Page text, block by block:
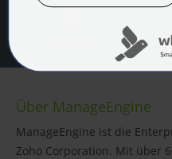
Über ManageEngine
ManageEngine ist die
Zoho Corporation. Mit über